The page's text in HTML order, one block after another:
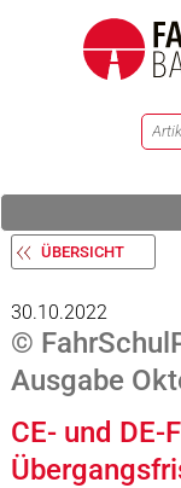
ÜBERSICHT
30.10.2022
©
Ausgabe
CE- und DE-